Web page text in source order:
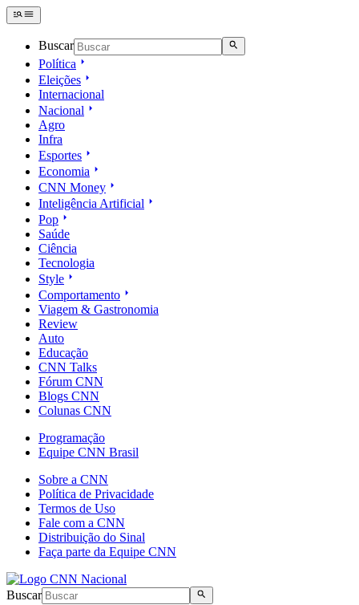
Buscar
Política
Eleições
Internacional
Nacional
Agro
Infra
Esportes
Economia
CNN Money
Inteligência Artificial
Pop
Saúde
Ciência
Tecnologia
Style
Comportamento
Viagem & Gastronomia
Review
Auto
Educação
CNN Talks
Fórum CNN
Blogs CNN
Colunas CNN
Programação
Equipe CNN Brasil
Sobre a CNN
Política de Privacidade
Termos de Uso
Fale com a CNN
Distribuição do Sinal
Faça parte da Equipe CNN
Buscar